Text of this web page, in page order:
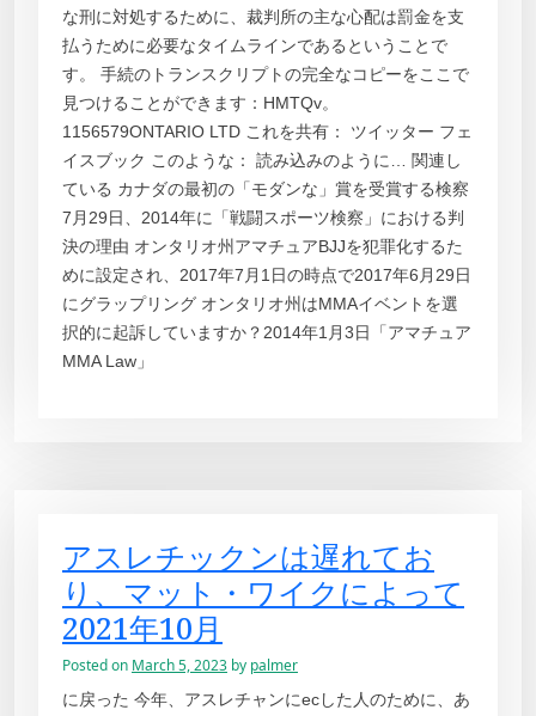
な刑に対処するために、裁判所の主な心配は罰金を支
払うために必要なタイムラインであるということで
す。 手続のトランスクリプトの完全なコピーをここで
見つけることができます：HMTQv。
1156579ONTARIO LTD これを共有： ツイッター フェ
イスブック このような： 読み込みのように… 関連し
ている カナダの最初の「モダンな」賞を受賞する検察
7月29日、2014年に「戦闘スポーツ検察」における判
決の理由 オンタリオ州アマチュアBJJを犯罪化するた
めに設定され、2017年7月1日の時点で2017年6月29日
にグラップリング オンタリオ州はMMAイベントを選
択的に起訴していますか？2014年1月3日「アマチュア
MMA Law」
アスレチックンは遅れてお
り、マット・ワイクによって
2021年10月
Posted on March 5, 2023 by palmer
に戻った 今年、アスレチャンにecした人のために、あ